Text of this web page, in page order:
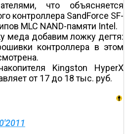
что объясняется
контроллера SandForce SF-
MLC NAND-памяти Intel.
меда добавим ложку дегтя:
контроллера в этом
Kingston HyperX
от 17 до 18 тыс. руб.